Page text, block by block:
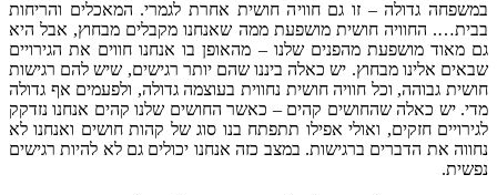
במשפחה גדולה – זו גם חוויה חושית אחרת לגמרי. המאכלים והריחות
בבית…. החוויה חושית מושפעת ממה שאנחנו מקבלים מבחוץ, אבל היא
גם מאוד מושפעת מהפנים שלנו – מהאופן בו אנחנו חווים את הגירויים
שבאים אלינו מבחוץ. יש כאלה ביננו שהם יותר רגישים, שיש להם רגישות
חושית גבוהה, וכל חוויה חושית נחווית בעוצמה גדולה, ולפעמים אף גדולה
מדי. יש כאלה שהחושים קהים – כאשר החושים שלנו קהים אנחנו נזדקק
לגירויים חזקים, ואולי אפילו תתפתח בנו סוג של קהות חושים ואנחנו לא
נחווה את הדברים ברגישות. במצב כזה אנחנו יכולים גם לא להיות רגישים
נפשית.